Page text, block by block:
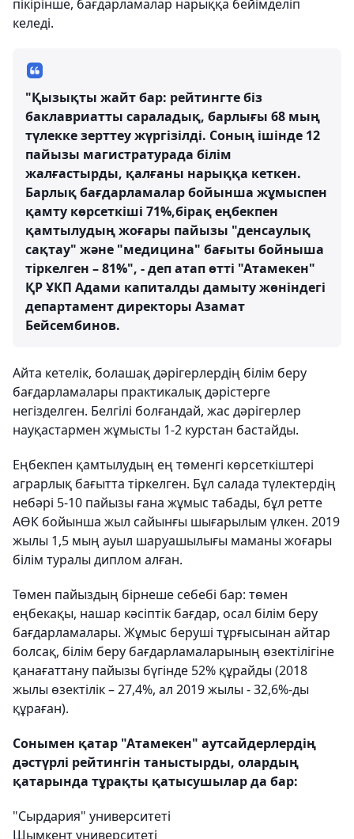
пікірінше, бағдарламалар нарыққа бейімделіп
келеді.
"Қызықты жайт бар: рейтингте біз
баклавриатты сараладық, барлығы 68 мың
түлекке зерттеу жүргізілді. Соның ішінде 12
пайызы магистратурада білім
жалғастырды, қалғаны нарыққа кеткен.
Барлық бағдарламалар бойынша жұмыспен
қамту көрсеткіші 71%,бірақ еңбекпен
қамтылудың жоғары пайызы "денсаулық
сақтау" және "медицина" бағыты бойныша
тіркелген – 81%", - деп атап өтті "Атамекен"
ҚР ҰКП Адами капиталды дамыту жөніндегі
департамент директоры Азамат
Бейсембинов.
Айта кетелік, болашақ дәрігерлердің білім беру
бағдарламалары практикалық дәрістерге
негізделген. Белгілі болғандай, жас дәрігерлер
науқастармен жұмысты 1-2 курстан бастайды.
Еңбекпен қамтылудың ең төменгі көрсеткіштері
аграрлық бағытта тіркелген. Бұл салада түлектердің
небәрі 5-10 пайызы ғана жұмыс табады, бұл ретте
АӨК бойынша жыл сайынғы шығарылым үлкен. 2019
жылы 1,5 мың ауыл шаруашылығы маманы жоғары
білім туралы диплом алған.
Төмен пайыздың бірнеше себебі бар: төмен
еңбекақы, нашар кәсіптік бағдар, осал білім беру
бағдарламалары. Жұмыс беруші тұрғысынан айтар
болсақ, білім беру бағдарламаларының өзектілігіне
қанағаттану пайызы бүгінде 52% құрайды (2018
жылы өзектілік – 27,4%, ал 2019 жылы - 32,6%-ды
құраған).
Сонымен қатар "Атамекен" аутсайдерлердің
дәстүрлі рейтингін таныстырды, олардың
қатарында тұрақты қатысушылар да бар:
"Сырдария" университеті
Шымкент университеті